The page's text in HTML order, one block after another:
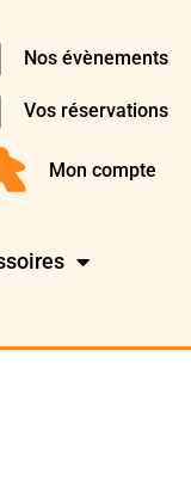
Nos évènements
Vos réservations
Mon compte